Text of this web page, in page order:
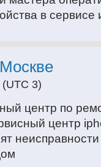
в
(UTC 3)
центр по
центр